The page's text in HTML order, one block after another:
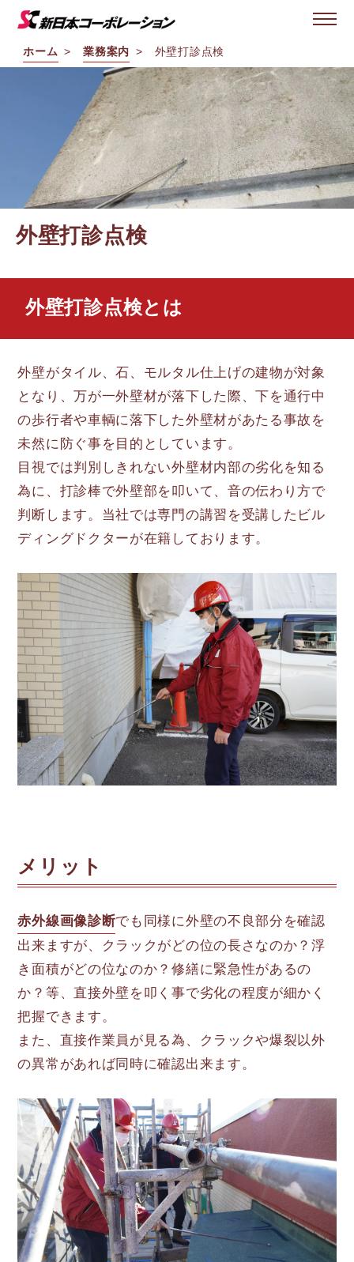
ホーム 業務案内 外壁打診点検
外壁打診点検
外壁打診点検とは
外壁がタイル、石、モルタル仕上げの建物が対象
となり、万が一外壁材が落下した際、下を通行中
の歩行者や車輌に落下した外壁材があたる事故を
未然に防ぐ事を目的としています。
目視では判別しきれない外壁材内部の劣化を知る
為に、打診棒で外壁部を叩いて、音の伝わり方で
判断します。当社では専門の講習を受講したビル
ディングドクターが在籍しております。
メリット
赤外線画像診断でも同様に外壁の不良部分を確認
出来ますが、クラックがどの位の長さなのか？浮
き面積がどの位なのか？修繕に緊急性があるの
か？等、直接外壁を叩く事で劣化の程度が細かく
把握できます。
また、直接作業員が見る為、クラックや爆裂以外
の異常があれば同時に確認出来ます。